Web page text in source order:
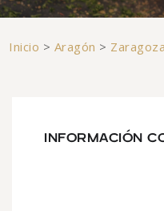
Inicio > Aragón > Zaragoza
INFORMACIÓN